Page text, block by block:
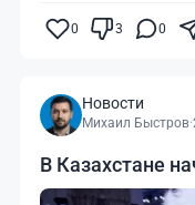
0 3 0
Новости
Михаил Быстров·
В Казахстане